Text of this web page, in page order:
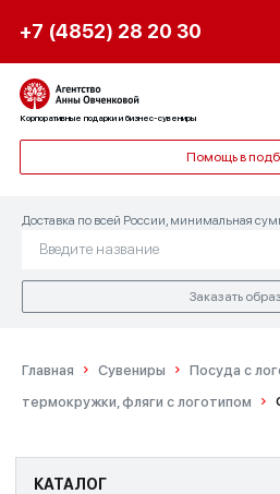
+7 (4852) 28 20 30
Корпоративные подарки и бизнес-сувениры
Помощь в
Доставка по всей России, минимальная
Заказать
Главная Сувениры Посуда с
термокружки, фляги с логотипом
КАТАЛОГ